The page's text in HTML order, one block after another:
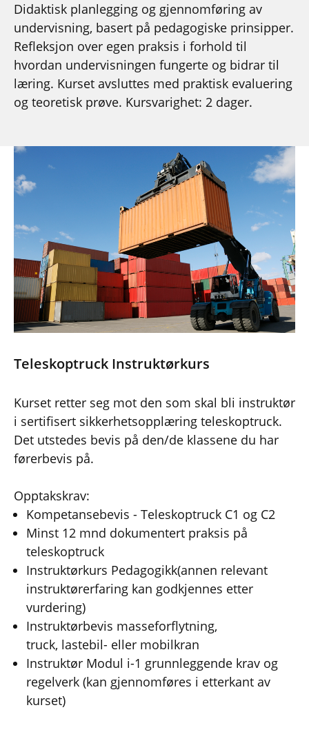
Didaktisk planlegging og gjennomføring av
undervisning, basert på pedagogiske prinsipper.
Refleksjon over egen praksis i forhold til
hvordan undervisningen fungerte og bidrar til
læring. Kurset avsluttes med praktisk evaluering
og teoretisk prøve. Kursvarighet: 2 dager.
Teleskoptruck Instruktørkurs
Kurset retter seg mot den som skal bli instruktør
i sertifisert sikkerhetsopplæring teleskoptruck.
Det utstedes bevis på den/de klassene du har
førerbevis på.
Opptakskrav:
Kompetansebevis - Teleskoptruck C1 og C2
Minst 12 mnd dokumentert praksis på
teleskoptruck
Instruktørkurs Pedagogikk(annen relevant
instruktørerfaring kan godkjennes etter
vurdering)
Instruktørbevis masseforflytning,
truck, lastebil- eller mobilkran
Instruktør Modul i-1 grunnleggende krav og
regelverk (kan gjennomføres i etterkant av
kurset)